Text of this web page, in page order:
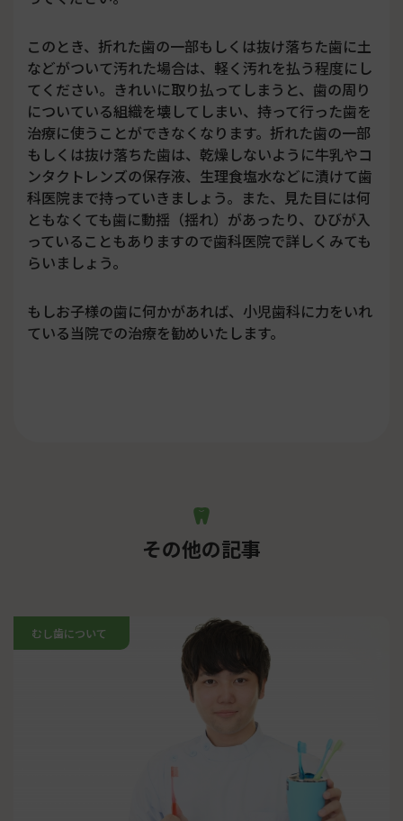
このとき、折れた歯の一部もしくは抜け落ちた歯に土
などがついて汚れた場合は、軽く汚れを払う程度にし
てください。きれいに取り払ってしまうと、歯の周り
についている組織を壊してしまい、持って行った歯を
治療に使うことができなくなります。折れた歯の一部
もしくは抜け落ちた歯は、乾燥しないように牛乳やコ
ンタクトレンズの保存液、生理食塩水などに漬けて歯
科医院まで持っていきましょう。また、見た目には何
ともなくても歯に動揺（揺れ）があったり、ひびが入
っていることもありますので歯科医院で詳しくみても
らいましょう。
もしお子様の歯に何かがあれば、小児歯科に力をいれ
ている当院での治療を勧めいたします。
その他の記事
むし歯について